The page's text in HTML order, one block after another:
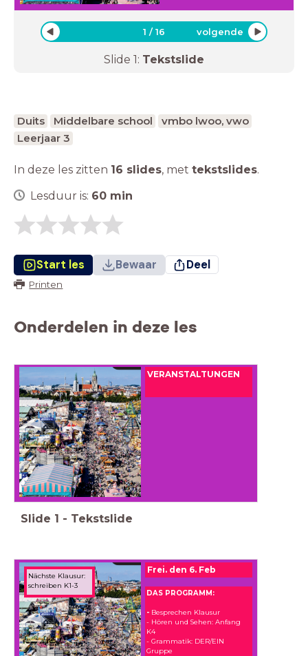
1 /16 volgende
Slide 1: Tekstslide
Duits Middelbare school
vmbo lwoo, vwo
Leerjaar 3
In deze les zitten 16 slides, met tekstslides.
Lesduur is: 60 min
Start les Bewaar Deel
Printen
Onderdelen in deze les
VERANSTALTUNGEN
Slide 1 - Tekstslide
Frei. den 6. Feb
DAS PROGRAMM:
- Besprechen Klausur
- Hören und Sehen: Anfang
K4
- Grammatik: DER/EIN
Gruppe
Nächste Klausur:
schreiben K1-3